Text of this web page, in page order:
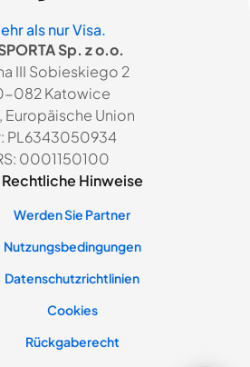
als nur Visa.
Sp. z o.o.
III Sobieskiego 2
082 Katowice
Europäische Union
PL6343050934
0001150100
Rechtliche Hinweise
Werden Sie Partner
Nutzungsbedingungen
Datenschutzrichtlinien
Cookies
Rückgaberecht